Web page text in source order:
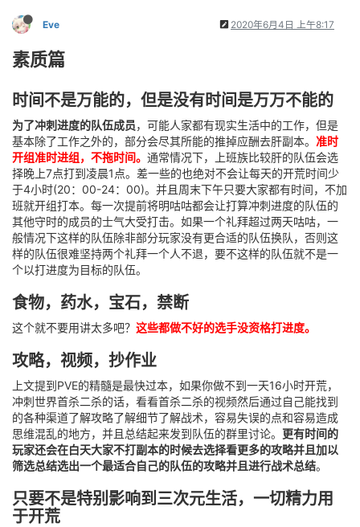
Eve 2020年6月4日 上午8:17
素质篇
时间不是万能的，但是没有时间是万万不能的
为了冲刺进度的队伍成员，可能人家都有现实生活中的工作，但是
基本除了工作之外的，部分会尽其所能的推掉应酬去肝副本。 准时
开组准时进组，不拖时间。 通常情况下，上班族比较肝的队伍会选
择晚上7点打到凌晨1点。差一些的也绝对不会让每天的开荒时间少
于4小时(20：00-24：00)。并且周末下午只要大家都有时间，不加
班就开组打本。每一次提前将明咕咕都会让打算冲刺进度的队伍的
其他守时的成员的士气大受打击。如果一个礼拜超过两天咕咕，一
般情况下这样的队伍除非部分玩家没有更合适的队伍换队，否则这
样的队伍很难坚持两个礼拜一个人不退，要不这样的队伍就不是一
个以打进度为目标的队伍。
食物，药水，宝石，禁断
这个就不要用讲太多吧？ 这些都做不好的选手没资格打进度。
攻略，视频，抄作业
上文提到PVE的精髓是最快过本，如果你做不到一天16小时开荒，
冲刺世界首杀二杀的话，看看首杀二杀的视频然后通过自己能找到
的各种渠道了解攻略了解细节了解战术，容易失误的点和容易造成
思维混乱的地方，并且总结起来发到队伍的群里讨论。 更有时间的
玩家还会在白天大家不打副本的时候去选择看更多的攻略并且加以
筛选总结选出一个最适合自己的队伍的攻略并且进行战术总结。
只要不是特别影响到三次元生活，一切精力用
于开荒